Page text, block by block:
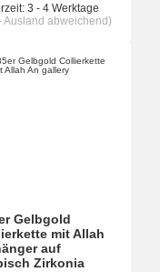
3 - 4 Werktage
Ausland abweichend)
Gelbgold
mit Allah
auf
Zirkonia